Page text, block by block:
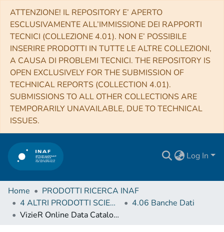
ATTENZIONE! IL REPOSITORY E’ APERTO
ESCLUSIVAMENTE ALL’IMMISSIONE DEI RAPPORTI
TECNICI (COLLEZIONE 4.01). NON E’ POSSIBILE
INSERIRE PRODOTTI IN TUTTE LE ALTRE COLLEZIONI,
A CAUSA DI PROBLEMI TECNICI. THE REPOSITORY IS
OPEN EXCLUSIVELY FOR THE SUBMISSION OF
TECHNICAL REPORTS (COLLECTION 4.01).
SUBMISSIONS TO ALL OTHER COLLECTIONS ARE
TEMPORARILY UNAVAILABLE, DUE TO TECHNICAL
ISSUES.
Log In
Home
PRODOTTI RICERCA INAF
4 ALTRI PRODOTTI SCIENTIFICI (Other scientific products)
4.06 Banche Dati
VizieR Online Data Catalog: Third catalog of LAT-detected AGNs (3LAC) (Ackermann+, 2015)